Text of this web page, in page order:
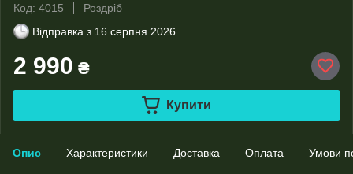
Код: 4015
Роздріб
Відправка з 16 серпня 2026
2 990 ₴
Купити
Опис Характеристики Доставка Оплата Умови